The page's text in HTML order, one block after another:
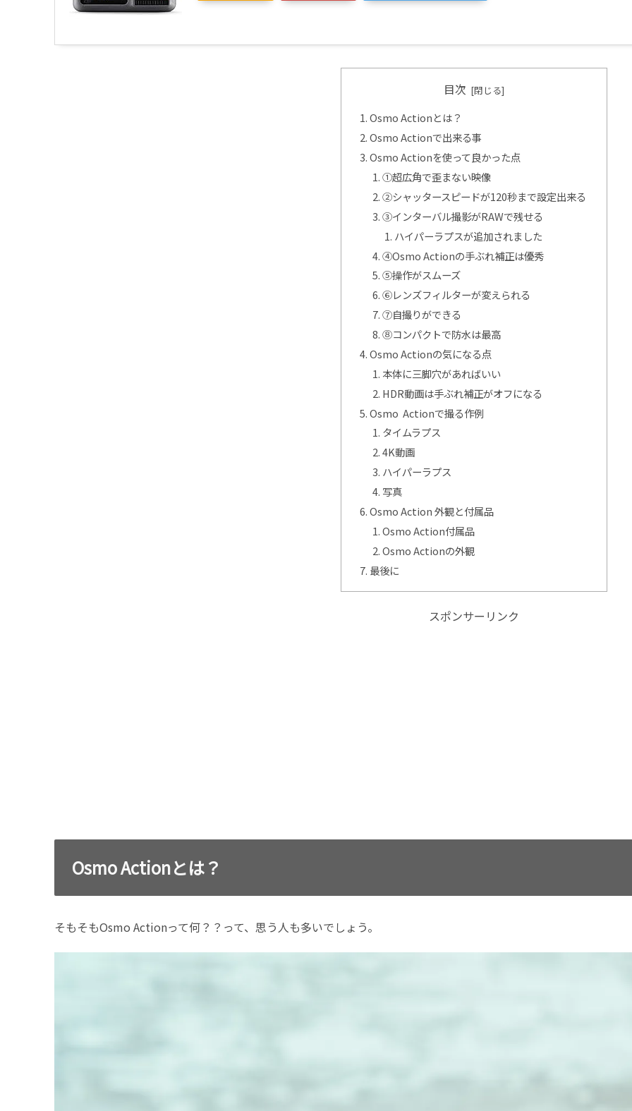
目次
Osmo Actionとは？
Osmo Actionで出来る事
Osmo Actionを使って良かった点
①超広角で歪まない映像
②シャッタースピードが120秒まで設定出来る
③インターバル撮影がRAWで残せる
ハイパーラプスが追加されました
④Osmo Actionの手ぶれ補正は優秀
⑤操作がスムーズ
⑥レンズフィルターが変えられる
⑦自撮りができる
⑧コンパクトで防水は最高
Osmo Actionの気になる点
本体に三脚穴があればいい
HDR動画は手ぶれ補正がオフになる
Osmo Actionで撮る作例
タイムラプス
4K動画
ハイパーラプス
写真
Osmo Action 外観と付属品
Osmo Action付属品
Osmo Actionの外観
最後に
スポンサーリンク
Osmo Actionとは？
そもそもOsmo Actionって何？？って、思う人も多いでしょう。